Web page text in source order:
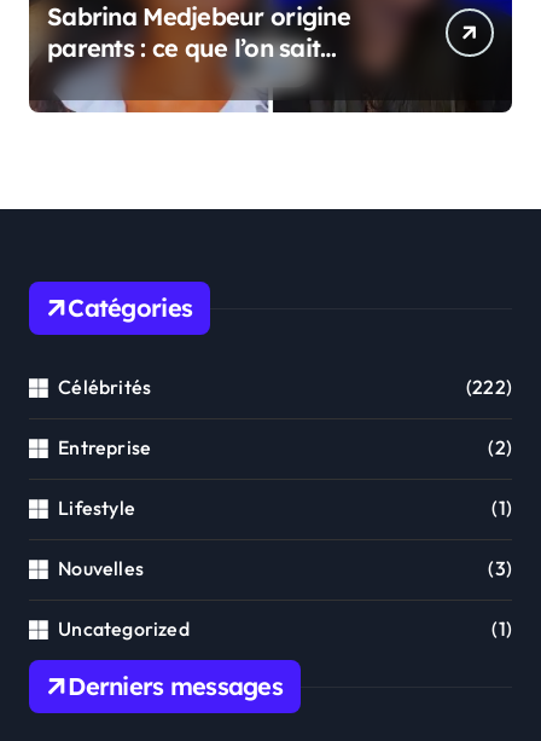
Sabrina Medjebeur origine
parents : ce que l’on sait
réellement sur ses origines
familiales
Catégories
Célébrités (222)
Entreprise (2)
Lifestyle (1)
Nouvelles (3)
Uncategorized (1)
Derniers messages